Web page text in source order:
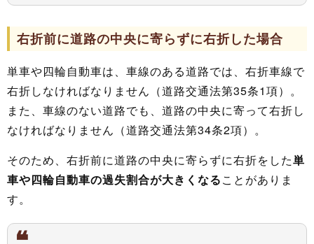
右折前に道路の中央に寄らずに右折した場合
単車や四輪自動車は、車線のある道路では、右折車線で
右折しなければなりません（道路交通法第35条1項）。
また、車線のない道路でも、道路の中央に寄って右折し
なければなりません（道路交通法第34条2項）。
そのため、右折前に道路の中央に寄らずに右折をした単
車や四輪自動車の過失割合が大きくなることがありま
す。